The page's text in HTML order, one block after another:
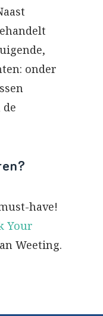
onder
have!
Your
Weeting.